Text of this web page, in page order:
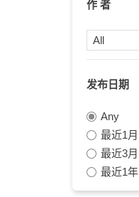
夏天
振奋
洒脱
不插电
竹笛
作 者
All
发布日期
Any
最近1月
最近3月
最近1年